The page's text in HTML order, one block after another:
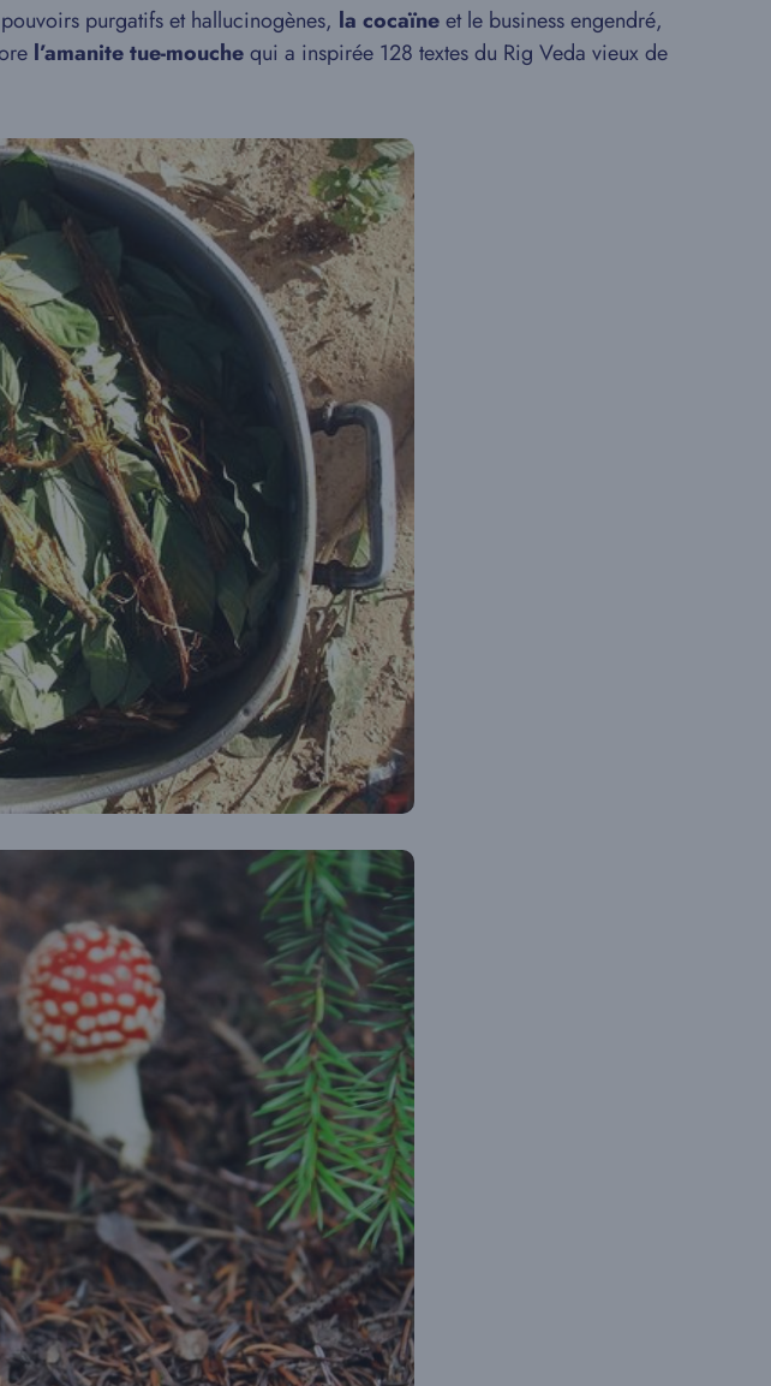
purgatifs et hallucinogènes, la cocaïneet le business engendré,
l’amanite tue-mouchequi a inspirée 128 textes du Rig Veda vieux de